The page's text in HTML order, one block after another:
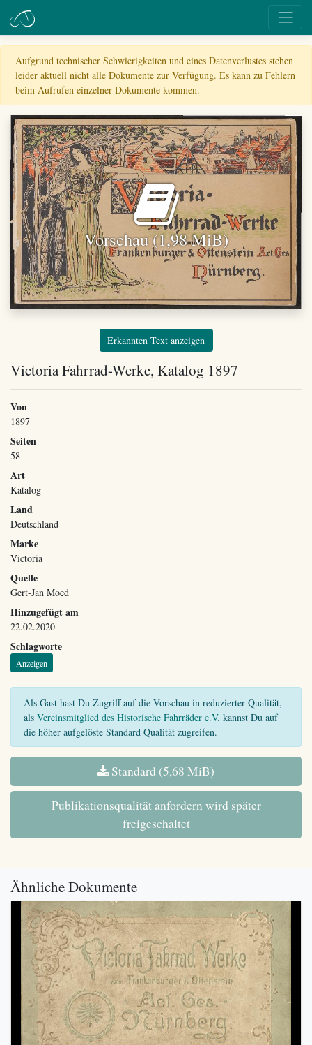
Aufgrund technischer Schwierigkeiten und eines Datenverlustes stehen
leider aktuell nicht alle Dokumente zur Verfügung. Es kann zu Fehlern
beim Aufrufen einzelner Dokumente kommen.
Vorschau (1,98 MiB)
Erkannten Text anzeigen
Victoria Fahrrad-Werke, Katalog 1897
Von
1897
Seiten
58
Art
Katalog
Land
Deutschland
Marke
Victoria
Quelle
Gert-Jan Moed
Hinzugefügt am
22.02.2020
Schlagworte
Anzeigen
Als Gast hast Du Zugriff auf die Vorschau in reduzierter Qualität,
als Vereinsmitglied des Historische Fahrräder e.V. kannst Du auf
die höher aufgelöste Standard Qualität zugreifen.
Standard (5,68 MiB)
Publikationsqualität anfordern wird später
freigeschaltet
Ähnliche Dokumente